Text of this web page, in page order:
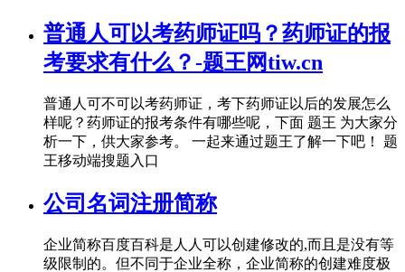
普通人可以考药师证吗？药师证的报
考要求有什么？-题王网tiw.cn
普通人可不可以考药师证，考下药师证以后的发展怎么
样呢？药师证的报考条件有哪些呢，下面 题王 为大家分
析一下，供大家参考。 一起来通过题王了解一下吧！ 题
王移动端搜题入口
公司名词注册简称
企业简称百度百科是人人可以创建修改的,而且是没有等
级限制的。但不同于企业全称，企业简称的创建难度极